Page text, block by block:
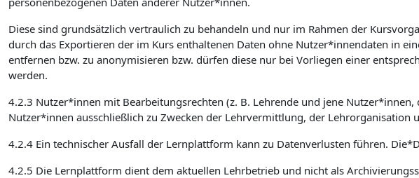
Diese sind grundsätzlich vertraulich zu behandeln und nur im Rahmen der
durch das Exportieren der im Kurs enthaltenen Daten ohne Nutzer*innendaten in
entfernen bzw. zu anonymisieren bzw. dürfen diese nur bei Vorliegen einer
werden.
4.2.3 Nutzer*innen mit Bearbeitungsrechten (z. B. Lehrende und jene
Nutzer*innen ausschließlich zu Zwecken der Lehrvermittlung, der Lehrorganisation
4.2.4 Ein technischer Ausfall der Lernplattform kann zu Datenverlusten führen.
4.2.5 Die Lernplattform dient dem aktuellen Lehrbetrieb und nicht als